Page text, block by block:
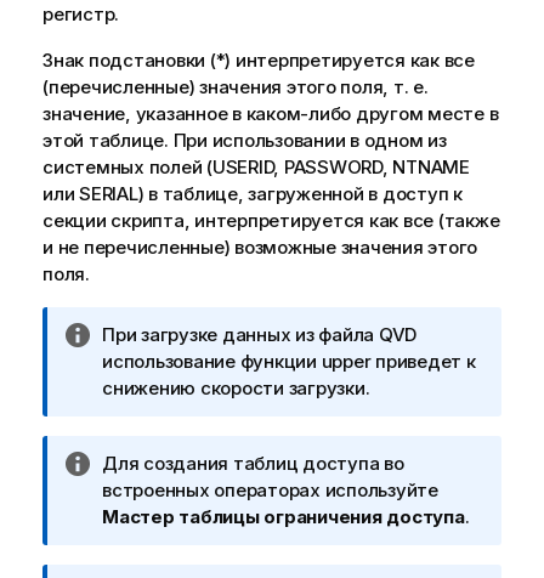
регистр.
Знак подстановки (*) интерпретируется как все
(перечисленные) значения этого поля, т. е.
значение, указанное в каком-либо другом месте в
этой таблице. При использовании в одном из
системных полей (USERID, PASSWORD, NTNAME
или SERIAL) в таблице, загруженной в доступ к
секции скрипта, интерпретируется как все (также
и не перечисленные) возможные значения этого
поля.
П
р
и
ч
а
н
При загрузке данных из файла QVD
использование функции upper приведет к
снижению скорости загрузки.
П
р
и
Для создания таблиц доступа во
встроенных операторах используйте
Мастер таблицы ограничения доступа.